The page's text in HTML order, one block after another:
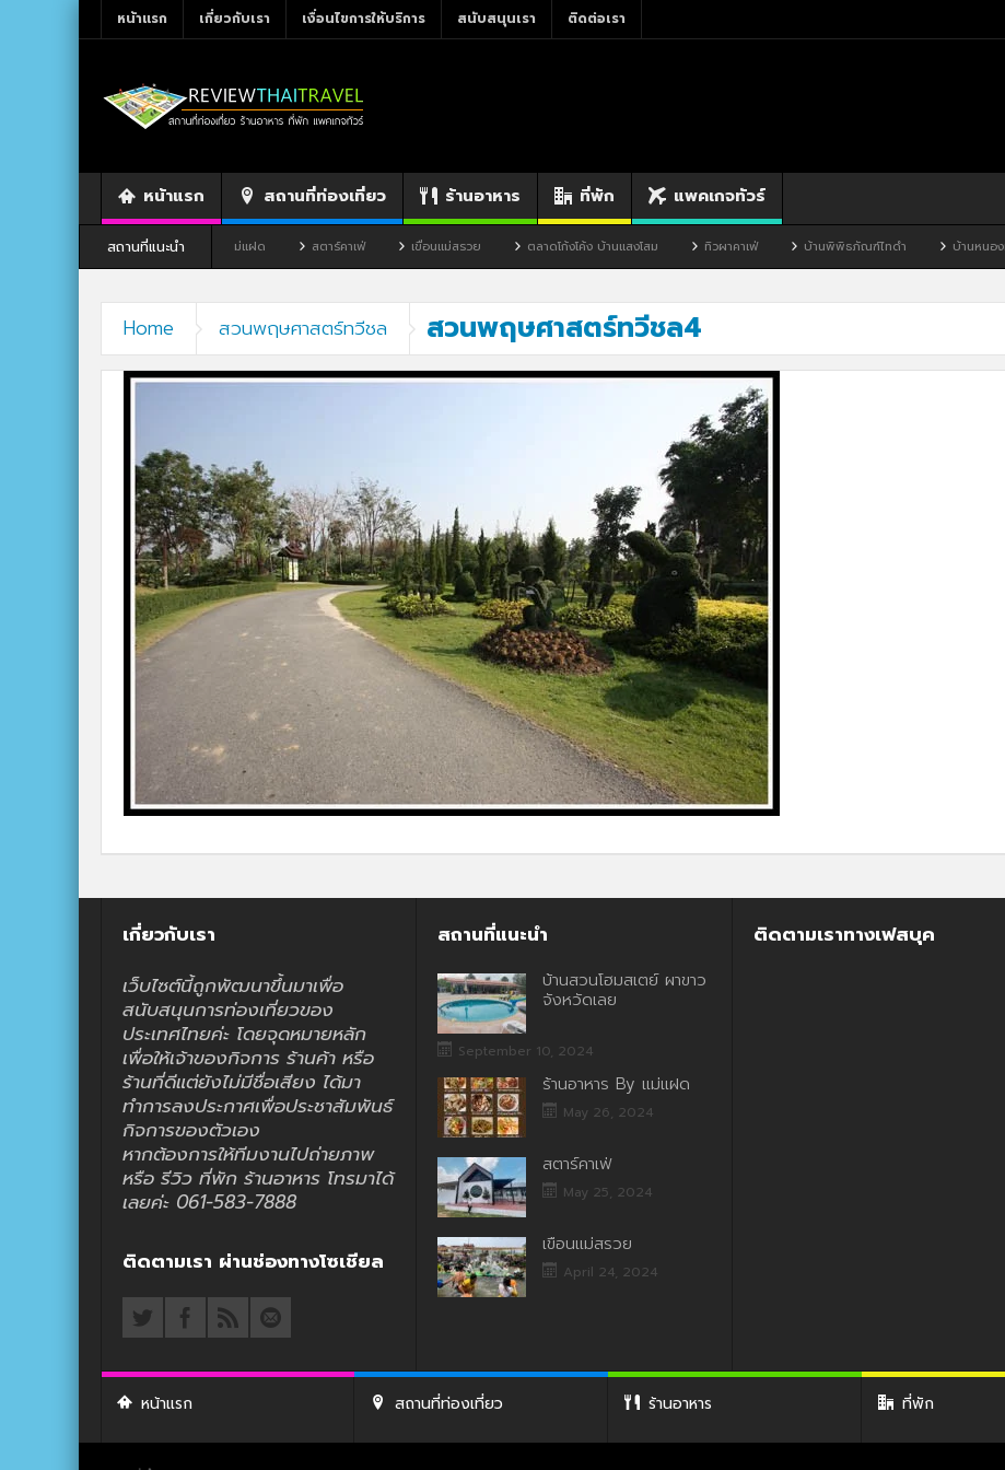
หน้าแรก เกี่ยวกับเรา เงื่อนไขการให้บริการ สนับสนุนเรา ติดต่อเรา
หน้าแรก สถานที่ท่องเที่ยว ร้านอาหาร ที่พัก แพคเกจทัวร์
สถานที่แนะนำ
ร้านอาหาร By แม่แฝด สตาร์คาเฟ่ เขื่อนแม่สรวย ตลาดโก้งโค้ง บ้านแสงโสม ทิวผาคาเฟ่ บ้านพิพิธภัณฑ์ไทดำ บ้านหนองมะจับ
Home สวนพฤษศาสตร์ทวีชล สวนพฤษศาสตร์ทวีชล4
เกี่ยวกับเรา
เว็บไซต์นี้ถูกพัฒนาขึ้นมาเพื่อ
สนับสนุนการท่องเที่ยวของ
ประเทศไทยค่ะ โดยจุดหมายหลัก
เพื่อให้เจ้าของกิจการ ร้านค้า หรือ
ร้านที่ดีแต่ยังไม่มีชื่อเสียง ได้มา
ทำการลงประกาศเพื่อประชาสัมพันธ์
กิจการของตัวเอง
หากต้องการให้ทีมงานไปถ่ายภาพ
หรือ รีวิว ที่พัก ร้านอาหาร โทรมาได้
เลยค่ะ 061-583-7888
ติดตามเรา ผ่านช่องทางโซเชียล
สถานที่แนะนำ
บ้านสวนโฮมสเตย์ ผาขาว
จังหวัดเลย
September 10, 2024
ร้านอาหาร By แม่แฝด
May 26, 2024
สตาร์คาเฟ่
May 25, 2024
เขื่อนแม่สรวย
April 24, 2024
ติดตามเราทางเฟสบุค
หน้าแรก สถานที่ท่องเที่ยว ร้านอาหาร ที่พัก